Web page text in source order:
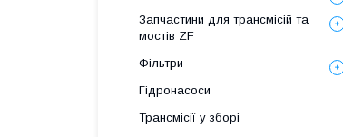
Запчастини для трансмісій та
мостів ZF
Фільтри
Гідронасоси
Трансмісії у зборі